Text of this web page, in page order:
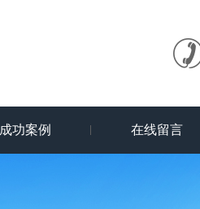
成功案例 在线留言